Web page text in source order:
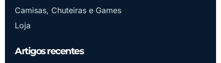
Camisas, Chuteiras e Games
Loja
Artigos recentes